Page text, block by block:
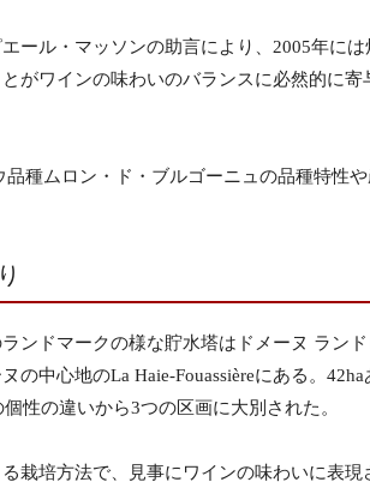
ール・マッソンの助言により、2005年に
がワインの味わいのバランスに必然的に寄
種ムロン・ド・ブルゴーニュの品種特性
ンドマークの様な貯水塔はドメーヌ ラン
中心地のLa Haie-Fouassièreにある。42ha
性の違いから3つの区画に大別された。
栽培方法で、見事にワインの味わいに表現